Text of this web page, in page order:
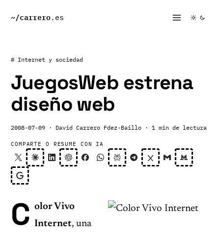
~/carrero.es
# Internet y sociedad
JuegosWeb estrena
diseño web
2008-07-09 · David Carrero Fdez-Baillo · 1 min de lectura
COMPARTE O RESUME CON IA
C olor Vivo
Internet, una